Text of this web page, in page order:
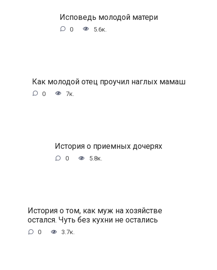
Исповедь молодой матери
0 5.6к.
Как молодой отец проучил наглых мамаш
0 7к.
История о приемных дочерях
0 5.8к.
История о том, как муж на хозяйстве
остался. Чуть без кухни не остались
0 3.7к.